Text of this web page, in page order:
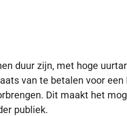
duur zijn, met hoge
van te betalen voor
Dit maakt het
publiek.